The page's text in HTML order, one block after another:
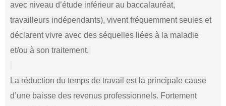
avec niveau d’étude inférieur au baccalauréat,
travailleurs indépendants), vivent fréquemment seules et
déclarent vivre avec des séquelles liées à la maladie
et/ou à son traitement.
La réduction du temps de travail est la principale cause
d’une baisse des revenus professionnels. Fortement